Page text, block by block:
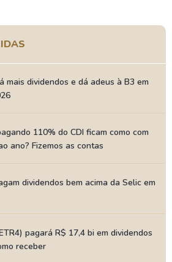
mais dividendos e dá adeus à B3 em
110% do CDI ficam como com
ano? Fizemos as contas
dividendos bem acima da Selic em
pagará R$ 17,4 bi em dividendos
receber